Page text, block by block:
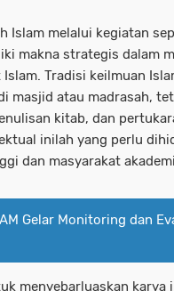
Islam melalui kegiatan
makna strategis dalam
Tradisi keilmuan
masjid atau madrasah,
kitab, dan
inilah yang perlu
dan masyarakat
Gelar Monitoring dan
menyebarluaskan karya